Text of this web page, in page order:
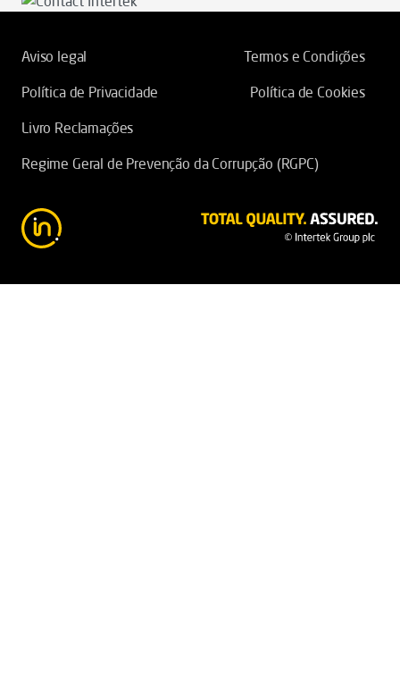
Aviso legal
Termos e Condições
Política de Privacidade
Política de Cookies
Livro Reclamações
Regime Geral de Prevenção da Corrupção (RGPC)